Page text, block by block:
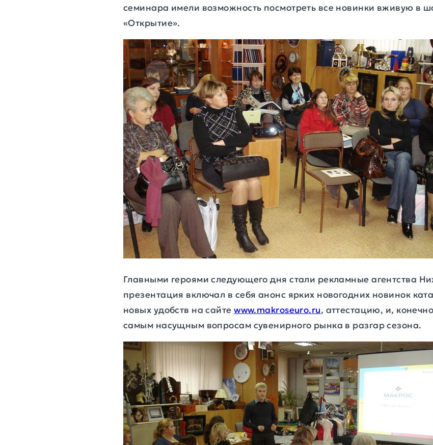
семинара имели возможность посмотреть все новинки вживую в
«Открытие».
Главными героями следующего дня стали рекламные агентства
презентация включал в себя анонс ярких новогодних новинок
новых удобств на сайтеwww.makroseuro.ru, аттестацию, и,
самым насущным вопросам сувенирного рынка в разгар сезона.